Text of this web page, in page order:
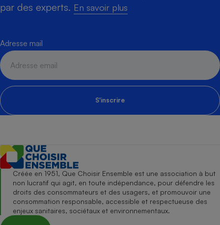
par des experts. En savoir plus
Adresse mail
S'inscrire
Créée en 1951, Que Choisir Ensemble est une association à but
non lucratif qui agit, en toute indépendance, pour défendre les
droits des consommateurs et des usagers, et promouvoir une
consommation responsable, accessible et respectueuse des
enjeux sanitaires, sociétaux et environnementaux.